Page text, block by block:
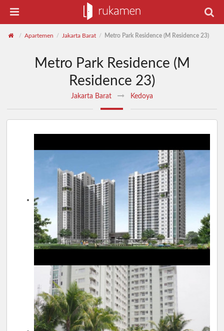
/ Apartemen / Jakarta Barat / Metro Park Residence (M Residence 23)
Metro Park Residence (M
Residence 23)
Jakarta Barat Kedoya